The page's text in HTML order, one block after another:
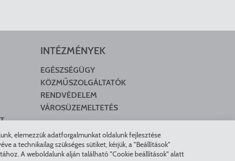
INTÉZMÉNYEK
EGÉSZSÉGÜGY
KÖZMŰSZOLGÁLTATÓK
RENDVÉDELEM
VÁROSÜZEMELTETÉS
elemezzük adatforgalmunkat oldalunk fejlesztése
a technikailag szükséges sütiket, kérjük, a "Beállítások"
A weboldalunk alján található "Cookie beállítások" alatt